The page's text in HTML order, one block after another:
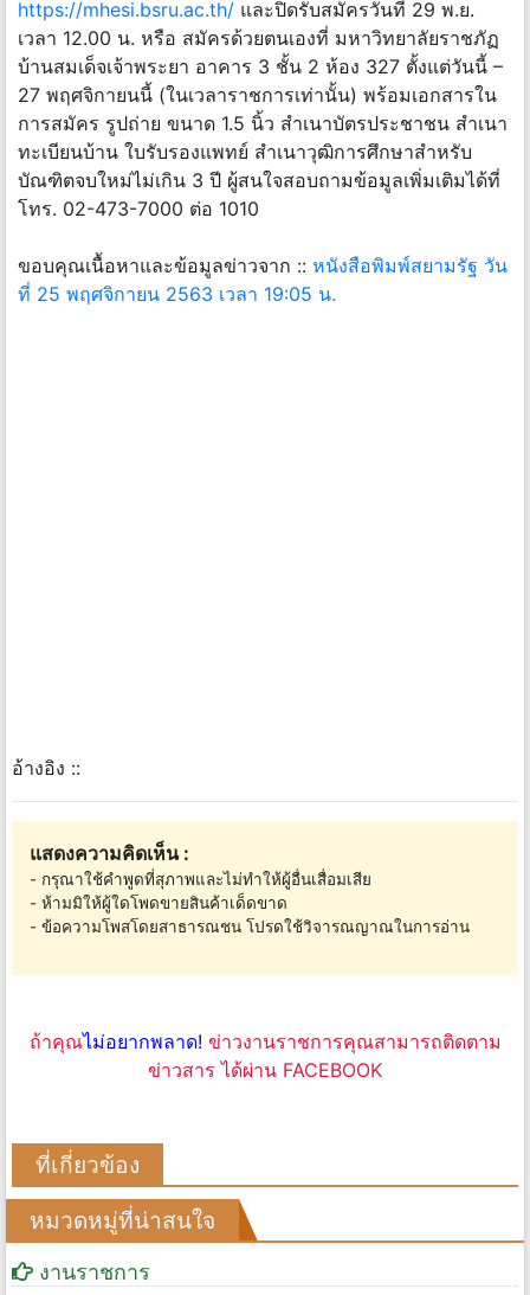
https://mhesi.bsru.ac.th/ และปิดรับสมัครวันที่ 29 พ.ย.
เวลา 12.00 น. หรือ สมัครด้วยตนเองที่ มหาวิทยาลัยราชภัฏ
บ้านสมเด็จเจ้าพระยา อาคาร 3 ชั้น 2 ห้อง 327 ตั้งแต่วันนี้ –
27 พฤศจิกายนนี้ (ในเวลาราชการเท่านั้น) พร้อมเอกสารใน
การสมัคร รูปถ่าย ขนาด 1.5 นิ้ว สำเนาบัตรประชาชน สำเนา
ทะเบียนบ้าน ใบรับรองแพทย์ สำเนาวุฒิการศึกษาสำหรับ
บัณฑิตจบใหม่ไม่เกิน 3 ปี ผู้สนใจสอบถามข้อมูลเพิ่มเติมได้ที่
โทร. 02-473-7000 ต่อ 1010
ขอบคุณเนื้อหาและข้อมูลข่าวจาก :: หนังสือพิมพ์สยามรัฐ วัน
ที่ 25 พฤศจิกายน 2563 เวลา 19:05 น.
อ้างอิง ::
แสดงความคิดเห็น :
- กรุณาใช้คำพูดที่สุภาพและไม่ทำให้ผู้อื่นเสื่อมเสีย
- ห้ามมิให้ผู้ใดโพดขายสินค้าเด็ดขาด
- ข้อความโพสโดยสาธารณชน โปรดใช้วิจารณญาณในการอ่าน
ถ้าคุณไม่อยากพลาด! ข่าวงานราชการคุณสามารถติดตาม
ข่าวสาร ได้ผ่าน FACEBOOK
ที่เกี่ยวข้อง
หมวดหมู่ที่น่าสนใจ
งานราชการ